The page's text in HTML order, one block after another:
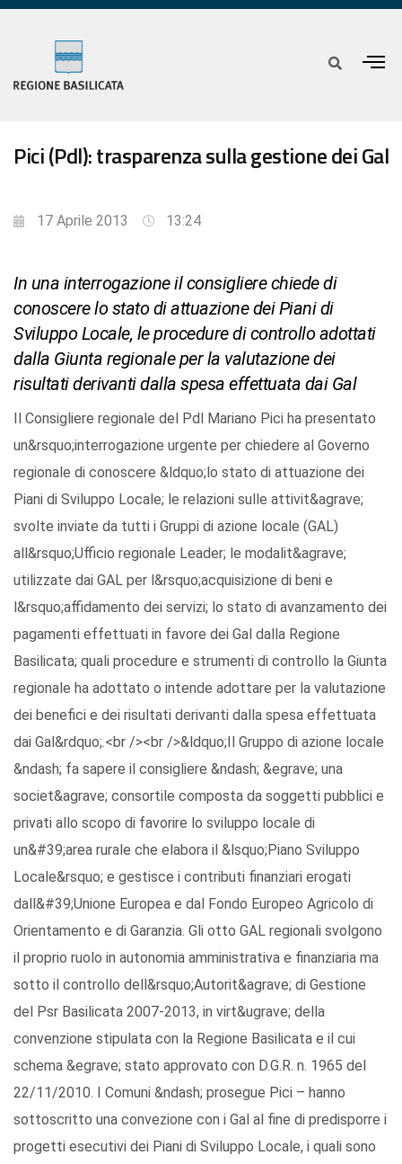
Pici (Pdl): trasparenza sulla gestione dei Gal
17 Aprile 2013 13:24
In una interrogazione il consigliere chiede di
conoscere lo stato di attuazione dei Piani di
Sviluppo Locale, le procedure di controllo adottati
dalla Giunta regionale per la valutazione dei
risultati derivanti dalla spesa effettuata dai Gal
Il Consigliere regionale del Pdl Mariano Pici ha presentato
un&rsquo;interrogazione urgente per chiedere al Governo
regionale di conoscere &ldquo;lo stato di attuazione dei
Piani di Sviluppo Locale; le relazioni sulle attivit&agrave;
svolte inviate da tutti i Gruppi di azione locale (GAL)
all&rsquo;Ufficio regionale Leader; le modalit&agrave;
utilizzate dai GAL per l&rsquo;acquisizione di beni e
l&rsquo;affidamento dei servizi; lo stato di avanzamento dei
pagamenti effettuati in favore dei Gal dalla Regione
Basilicata; quali procedure e strumenti di controllo la Giunta
regionale ha adottato o intende adottare per la valutazione
dei benefici e dei risultati derivanti dalla spesa effettuata
dai Gal&rdquo;.<br /><br />&ldquo;Il Gruppo di azione locale
&ndash; fa sapere il consigliere &ndash; &egrave; una
societ&agrave; consortile composta da soggetti pubblici e
privati allo scopo di favorire lo sviluppo locale di
un&#39;area rurale che elabora il &lsquo;Piano Sviluppo
Locale&rsquo; e gestisce i contributi finanziari erogati
dall&#39;Unione Europea e dal Fondo Europeo Agricolo di
Orientamento e di Garanzia. Gli otto GAL regionali svolgono
il proprio ruolo in autonomia amministrativa e finanziaria ma
sotto il controllo dell&rsquo;Autorit&agrave; di Gestione
del Psr Basilicata 2007-2013, in virt&ugrave; della
convenzione stipulata con la Regione Basilicata e il cui
schema &egrave; stato approvato con D.G.R. n. 1965 del
22/11/2010. I Comuni &ndash; prosegue Pici – hanno
sottoscritto una convezione con i Gal al fine di predisporre i
progetti esecutivi dei Piani di Sviluppo Locale, i quali sono